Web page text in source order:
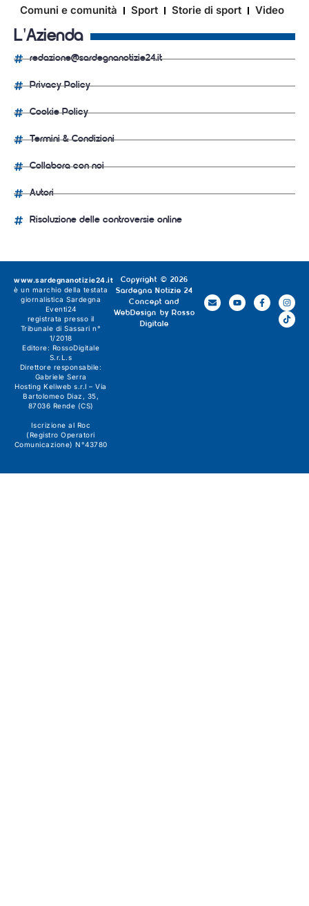
Comuni e comunità
Sport Storie di sport Video
L'Azienda
redazione@sardegnanotizie24.it
Privacy Policy
Cookie Policy
Termini & Condizioni
Collabora con noi
Autori
Risoluzione delle controversie online
Copyright © 2026
Sardegna Notizie 24
Concept and
WebDesign by Rosso
Digitale
www.sardegnanotizie24.it
è un marchio della testata
giornalistica Sardegna
Eventi24
registrata presso il
Tribunale di Sassari n°
1/2018
Editore: RossoDigitale
S.r.L.s
Direttore responsabile:
Gabriele Serra
Hosting Keliweb s.r.l – Via
Bartolomeo Diaz, 35,
87036 Rende (CS)
Iscrizione al Roc
(Registro Operatori
Comunicazione) N°43780